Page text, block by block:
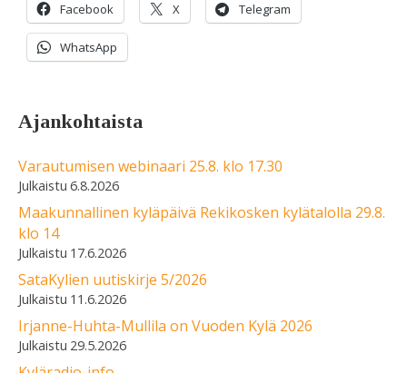
Facebook X Telegram
WhatsApp
Ajankohtaista
Varautumisen webinaari 25.8. klo 17.30
6.8.2026
Maakunnallinen kyläpäivä Rekikosken kylätalolla 29.8.
klo 14
17.6.2026
SataKylien uutiskirje 5/2026
11.6.2026
Irjanne-Huhta-Mullila on Vuoden Kylä 2026
29.5.2026